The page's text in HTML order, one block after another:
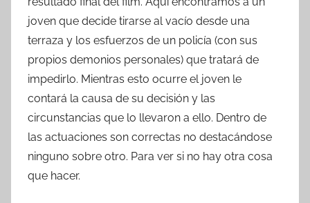
joven que decide tirarse al vacío desde una
terraza y los esfuerzos de un policía (con sus
propios demonios personales) que tratará de
impedirlo. Mientras esto ocurre el joven le
contará la causa de su decisión y las
circunstancias que lo llevaron a ello. Dentro de
las actuaciones son correctas no destacándose
ninguno sobre otro. Para ver si no hay otra cosa
que hacer.